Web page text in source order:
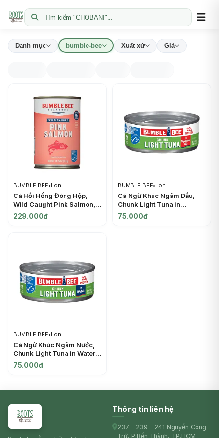
Tìm kiếm "CHOBANI"...
Danh mục bumble-bee Xuất xứ Giá
BUMBLE BEE•Lon
Cá Hồi Hồng Đóng Hộp,
Wild Caught Pink Salmon,
14.75 oz (418g) - BUMBLE
229.000đ
BUMBLE BEE•Lon
Cá Ngừ Khúc Ngâm Dầu,
Chunk Light Tuna in
Vegetable Oil, 22g Protein,
75.000đ
BUMBLE BEE•Lon
Cá Ngừ Khúc Ngâm Nước,
Chunk Light Tuna in Water,
23g Protein, 5 oz (142g) -
75.000đ
Thông tin liên hệ
237 - 239 - 241 Nguyễn Công
Trứ, P.Bến Thành, TP.HCM